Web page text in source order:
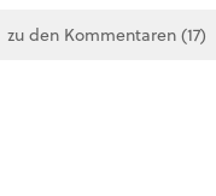
zu den Kommentaren (17)